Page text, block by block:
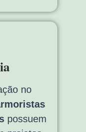
no
possuem